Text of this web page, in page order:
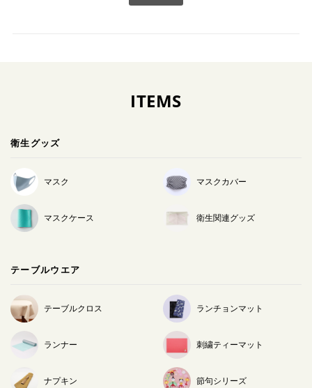
ITEMS
衛生グッズ
マスク マスクカバー
マスクケース 衛生関連グッズ
テーブルウエア
テーブルクロス ランチョンマット
ランナー 刺繍ティーマット
ナプキン 節句シリーズ